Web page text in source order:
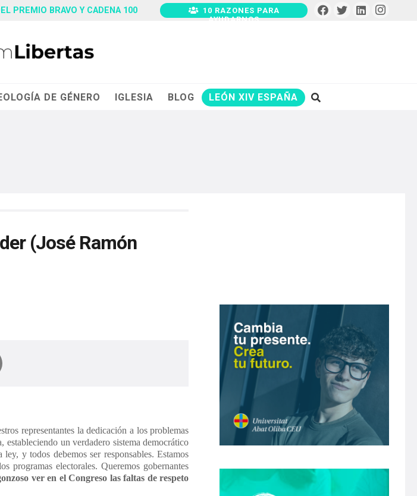
PREMIO BRAVO Y CADENA 100
10 RAZONES PARA
AYUDARNOS
DE GÉNERO IGLESIA BLOG LEÓN XIV ESPAÑA
(José Ramón
representantes la dedicación a los problemas
un verdadero sistema democrático
y todos debemos ser responsables. Estamos
programas electorales. Queremos gobernantes
ver en el Congreso las faltas de respeto